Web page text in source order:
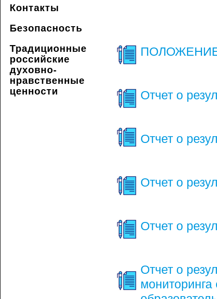
Контакты
Безопасность
Традиционные
российские
духовно-
нравственные
ценности
ПОЛОЖЕНИЕ
Отчет о
Отчет о
Отчет о
Отчет о
Отчет о